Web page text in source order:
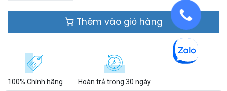
Thêm vào giỏ hàng
100% Chính hãng Hoàn trả trong 30 ngày